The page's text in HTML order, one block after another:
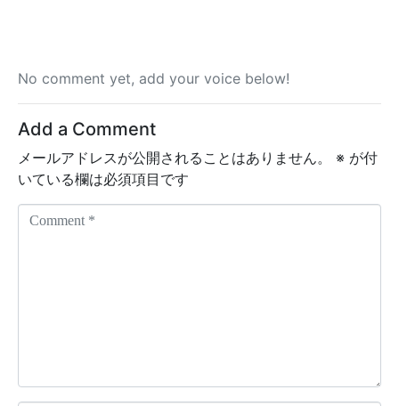
No comment yet, add your voice below!
Add a Comment
メールアドレスが公開されることはありません。 ※ が付
いている欄は必須項目です